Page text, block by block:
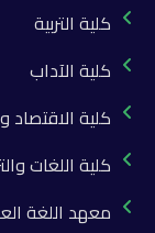
كلية التربية
كلية الآداب
كلية الاقتصاد
كلية اللغات
معهد اللغة